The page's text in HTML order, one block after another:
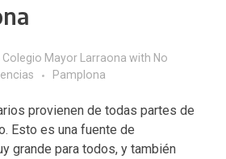
Colegio Mayor Larraona with No
Pamplona
provienen de todas partes de
Esto es una fuente de
grande para todos, y también